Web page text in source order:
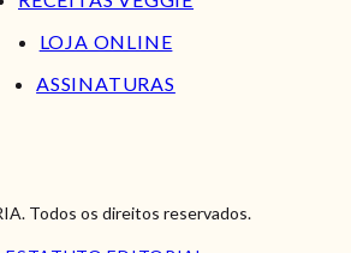
LOJA ONLINE
ASSINATURAS
Todos os direitos reservados.